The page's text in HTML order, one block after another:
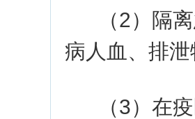
（2）隔
病人血、排
（3）在